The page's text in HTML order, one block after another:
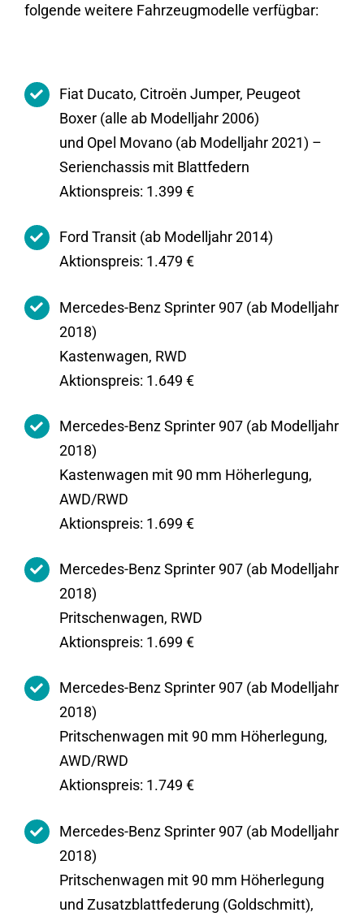
folgende weitere Fahrzeugmodelle verfügbar:
Fiat Ducato, Citroën Jumper, Peugeot
Boxer (alle ab Modelljahr 2006)
und Opel Movano (ab Modelljahr 2021) –
Serienchassis mit Blattfedern
Aktionspreis: 1.399 €
Ford Transit (ab Modelljahr 2014)
Aktionspreis: 1.479 €
Mercedes-Benz Sprinter 907 (ab Modelljahr
2018)
Kastenwagen, RWD
Aktionspreis: 1.649 €
Mercedes-Benz Sprinter 907 (ab Modelljahr
2018)
Kastenwagen mit 90 mm Höherlegung,
AWD/RWD
Aktionspreis: 1.699 €
Mercedes-Benz Sprinter 907 (ab Modelljahr
2018)
Pritschenwagen, RWD
Aktionspreis: 1.699 €
Mercedes-Benz Sprinter 907 (ab Modelljahr
2018)
Pritschenwagen mit 90 mm Höherlegung,
AWD/RWD
Aktionspreis: 1.749 €
Mercedes-Benz Sprinter 907 (ab Modelljahr
2018)
Pritschenwagen mit 90 mm Höherlegung
und Zusatzblattfederung (Goldschmitt),